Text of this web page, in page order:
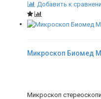
Добавить к
Микроскоп Биомед
Микроскоп